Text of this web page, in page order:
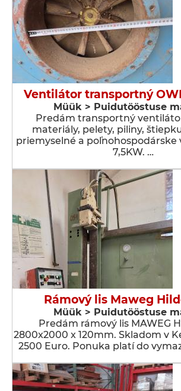
Ventilátor transportný
Müük > Puidutööstuse
Predám transportný
materiály, pelety, piliny,
priemyselné a poľnohospodárske
7,5KW. …
Rámový lis Maweg
Müük > Puidutööstuse
Predám rámový lis MAWEG
2800x2000 x 120mm. Skladom v
2500 Euro. Ponuka platí do